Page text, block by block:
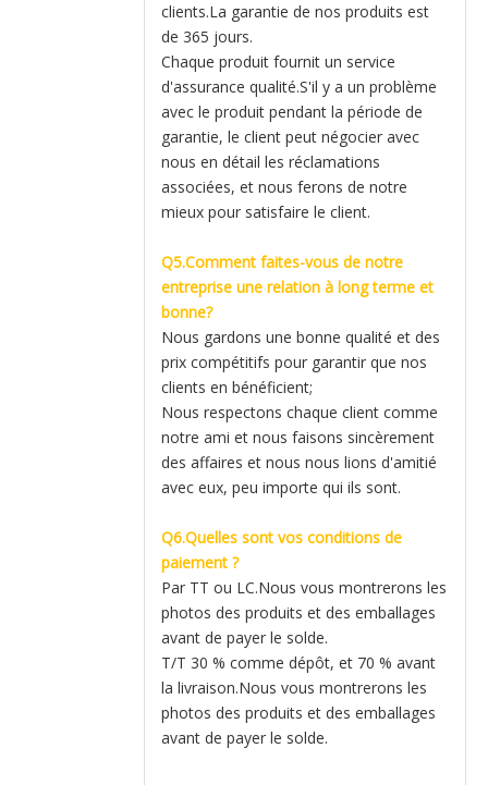
clients.La garantie de nos produits est
de 365 jours.
Chaque produit fournit un service
d'assurance qualité.S'il y a un problème
avec le produit pendant la période de
garantie, le client peut négocier avec
nous en détail les réclamations
associées, et nous ferons de notre
mieux pour satisfaire le client.
Q5.Comment faites-vous de notre
entreprise une relation à long terme et
bonne?
Nous gardons une bonne qualité et des
prix compétitifs pour garantir que nos
clients en bénéficient;
Nous respectons chaque client comme
notre ami et nous faisons sincèrement
des affaires et nous nous lions d'amitié
avec eux, peu importe qui ils sont.
Q6.Quelles sont vos conditions de
paiement ?
Par TT ou LC.Nous vous montrerons les
photos des produits et des emballages
avant de payer le solde.
T/T 30 % comme dépôt, et 70 % avant
la livraison.Nous vous montrerons les
photos des produits et des emballages
avant de payer le solde.